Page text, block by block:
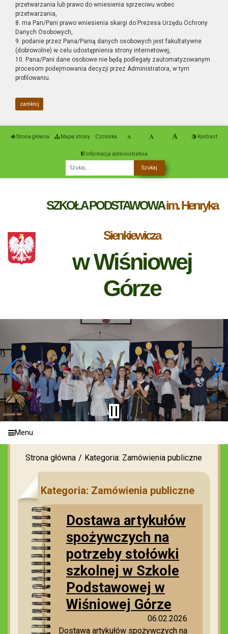
przetwarzania lub prawo do wniesienia sprzeciwu wobec
przetwarzania,
8. ma Pan/Pani prawo wniesienia skargi do Prezesa Urzędu Ochrony
Danych Osobowych,
9. podanie przez Pana/Panią danych osobowych jest fakultatywne
(dobrowolne) w celu udostępnienia strony internetowej,
10. Pana/Pani dane osobowe nie będą podlegały zautomatyzowanym
procesom podejmowania decyzji przez Administratora, w tym
profilowaniu.
zamknij
Strona główna Mapa strony Czcionka Kontrast
Informacja administratora
SZKOŁA PODSTAWOWAim. Henryka
Sienkiewicza
w Wiśniowej
Górze
Menu
Strona główna Kategoria: Zamówienia publiczne
Kategoria: Zamówienia publiczne
Dostawa artykułów
spożywczych na
potrzeby stołówki
szkolnej w Szkole
Podstawowej w
Wiśniowej Górze
06.02.2026
Dostawa artykułów spożywczych na